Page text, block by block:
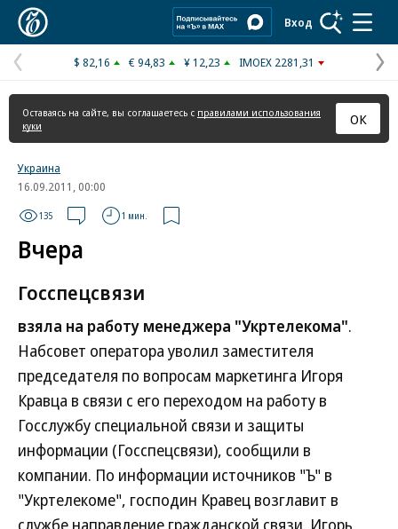
Вход
Предыдущая
страница
$ 82,16 € 94,83 ¥ 12,23 IMOEX 2281,31
Оставаясь на сайте, вы соглашаетесь с правилами использования
куки
ОК
Украина
16.09.2011, 00:00
135 1 мин.
Вчера
Госспецсвязи
взяла на работу менеджера "Укртелекома".
Набсовет оператора уволил заместителя
председателя по вопросам маркетинга Игоря
Кравца в связи с его переходом на работу в
Госслужбу специальной связи и защиты
информации (Госспецсвязи), сообщили в
компании. По информации источников "Ъ" в
"Укртелекоме", господин Кравец возглавит в
службе направление гражданской связи. Игорь